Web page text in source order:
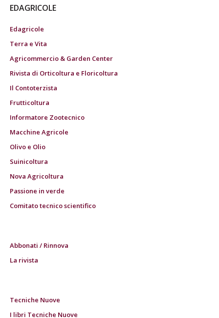
EDAGRICOLE
Edagricole
Terra e Vita
Agricommercio & Garden Center
Rivista di Orticoltura e Floricoltura
Il Contoterzista
Frutticoltura
Informatore Zootecnico
Macchine Agricole
Olivo e Olio
Suinicoltura
Nova Agricoltura
Passione in verde
Comitato tecnico scientifico
Abbonati / Rinnova
La rivista
Tecniche Nuove
I libri Tecniche Nuove